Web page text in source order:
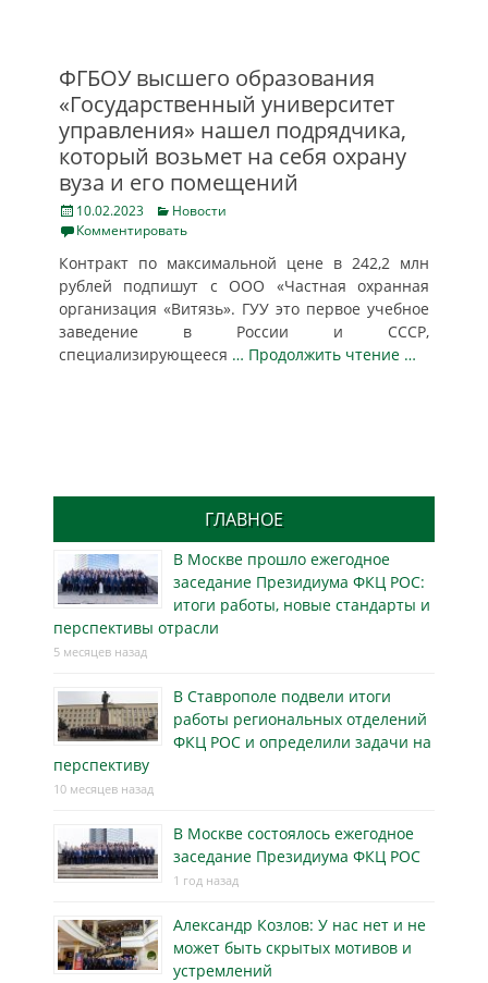
ФГБОУ высшего образования
«Государственный университет
управления» нашел подрядчика,
который возьмет на себя охрану
вуза и его помещений
Posted
on
10.02.2023 Categories
Новости
Комментировать
Контракт по максимальной цене в 242,2 млн
рублей подпишут с ООО «Частная охранная
организация «Витязь». ГУУ это первое учебное
заведение в России и СССР,
специализирующееся … Продолжить чтение …
ГЛАВНОЕ
В Москве прошло ежегодное
заседание Президиума ФКЦ РОС:
итоги работы, новые стандарты и
перспективы отрасли
5 месяцев назад
В Ставрополе подвели итоги
работы региональных отделений
ФКЦ РОС и определили задачи на
перспективу
10 месяцев назад
В Москве состоялось ежегодное
заседание Президиума ФКЦ РОС
1 год назад
Александр Козлов: У нас нет и не
может быть скрытых мотивов и
устремлений